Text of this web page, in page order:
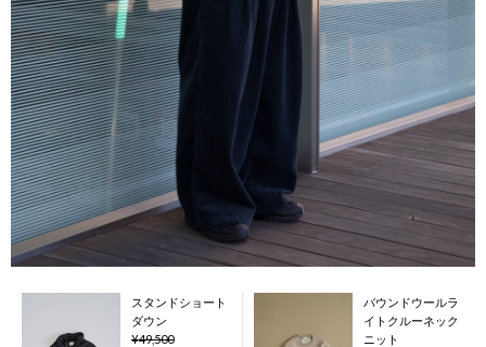
スタンドショート
ダウン
¥49,500
バウンドウールラ
イトクルーネック
ニット